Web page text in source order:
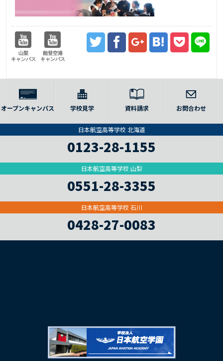
山梨
キャンパス
能登空港
キャンパス
オープンキャンパス 学校見学 資料請求 お問合わせ
日本航空高等学校 北海道
0123-28-1155
日本航空高等学校 山梨
0551-28-3355
日本航空高等学校 石川
0428-27-0083